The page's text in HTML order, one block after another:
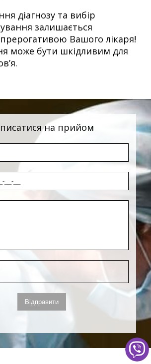
діагнозу та вибір
залишається
Вашого лікаря!
може бути шкідливим для
на прийом